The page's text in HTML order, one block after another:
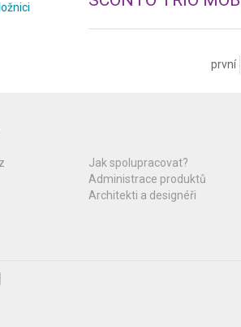
první
Jak spolupracovat?
Administrace produktů
Architekti a designéři